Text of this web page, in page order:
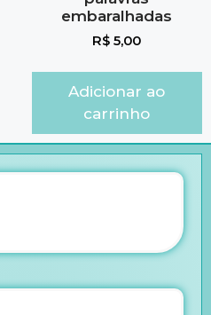
embaralhadas
R$ 5,00
Adicionar ao
carrinho